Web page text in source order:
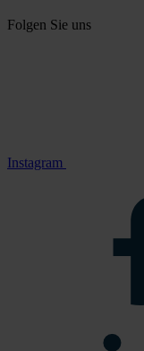
Folgen Sie uns
Instagram